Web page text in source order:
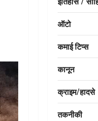
ऑटो
कमाई टिप्स
कानून
क्राइम/हादसे
तकनीकी